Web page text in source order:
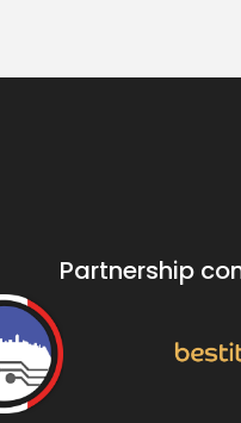
Partnership